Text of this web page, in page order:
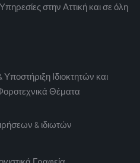
στην Αττική και σε όλη
Ιδιοκτητών και
Θέματα
& ιδιωτών